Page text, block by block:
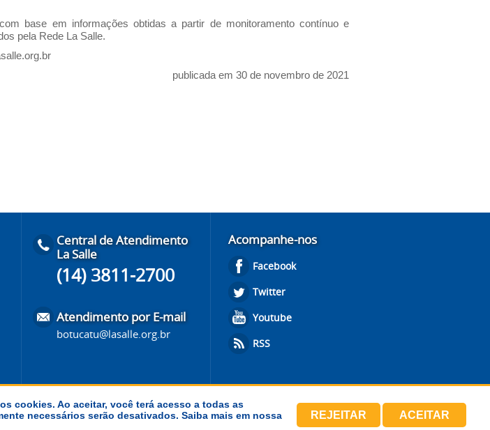
base em informações obtidas a partir de monitoramento contínuo e
pela Rede La Salle.
publicada em 30 de novembro de 2021
cookies. Ao aceitar, você terá acesso a todas as
necessários serão desativados. Saiba mais em nossa
REJEITAR ACEITAR
Central de Atendimento
La Salle
(14) 3811-2700
Atendimento por E-mail
botucatu@lasalle.org.br
Acompanhe-nos
Facebook
Twitter
Youtube
RSS